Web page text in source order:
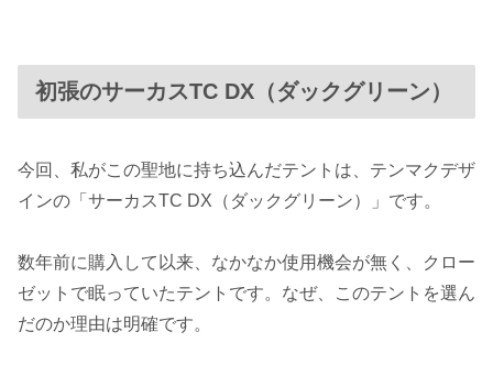
初張のサーカスTC DX（ダックグリーン）
今回、私がこの聖地に持ち込んだテントは、テンマクデザ
インの「サーカスTC DX（ダックグリーン）」です。
数年前に購入して以来、なかなか使用機会が無く、クロー
ゼットで眠っていたテントです。なぜ、このテントを選ん
だのか理由は明確です。